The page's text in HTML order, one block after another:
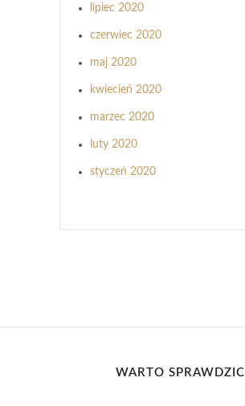
lipiec 2020
czerwiec 2020
maj 2020
kwiecień 2020
marzec 2020
luty 2020
styczeń 2020
WARTO SPRAWDZIĆ